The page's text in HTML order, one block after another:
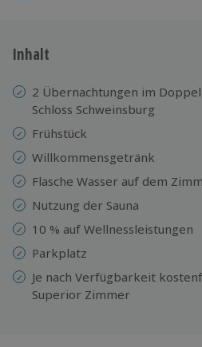
Inhalt
2 Übernachtungen im
Schloss Schweinsburg
Frühstück
Willkommensgetränk
Flasche Wasser auf dem
Nutzung der Sauna
10 % auf Wellnessleistungen
Parkplatz
Je nach Verfügbarkeit
Superior Zimmer